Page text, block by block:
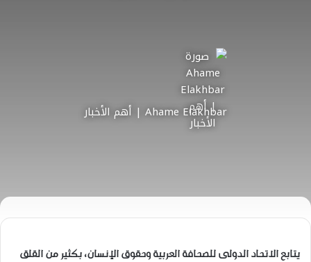
Ahame Elakhbar | أهم الأخبار
يتابع الاتحاد الدولى للصحافة العربية وحقوق الإنسان، بكثير من القلق